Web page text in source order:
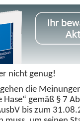
nicht genug!
die
Hase“ gemäß § 7
bis zum